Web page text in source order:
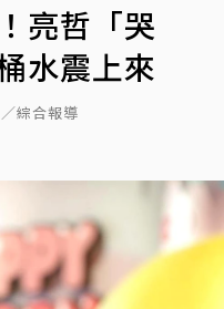
亮哲「哭
水震上來
綜合報導